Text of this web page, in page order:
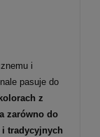
i
pasuje do
z
zarówno do
tradycyjnych